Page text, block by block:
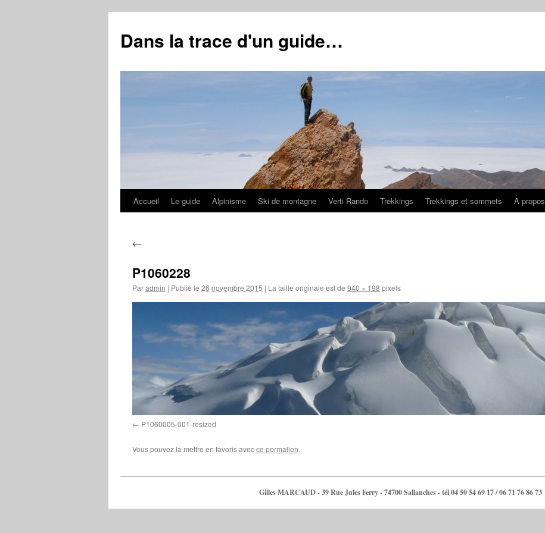
contenu
Dans la trace d'un guide…
Accueil Le guide Alpinisme Ski de montagne Verti Rando Trekkings Trekkings et sommets A propos
←
P1060228
Paradmin | Publié le 26 novembre 2015 | La taille originale est de 940 × 198 pixels
P1060005-001-resized
Vous pouvez la mettre en favoris avecce permalien.
Gilles MARCAUD - 39 Rue Jules Ferry - 74700 Sallanches - tél 04 50 54 69 17 / 06 71 76 86 73